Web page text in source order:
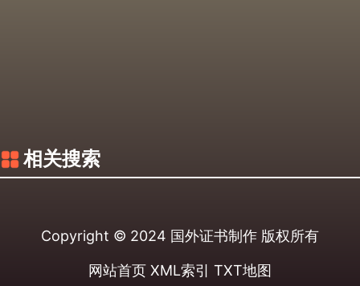
相关搜索
Copyright © 2024 国外证书制作 版权所有
网站首页 XML索引 TXT地图